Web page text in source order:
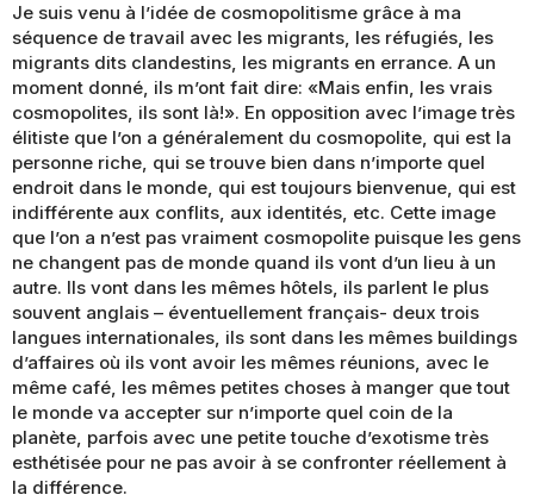
Je suis venu à l’idée de cosmopolitisme grâce à ma
séquence de travail avec les migrants, les réfugiés, les
migrants dits clandestins, les migrants en errance. A un
moment donné, ils m’ont fait dire: «Mais enfin, les vrais
cosmopolites, ils sont là!». En opposition avec l’image très
élitiste que l’on a généralement du cosmopolite, qui est la
personne riche, qui se trouve bien dans n’importe quel
endroit dans le monde, qui est toujours bienvenue, qui est
indifférente aux conflits, aux identités, etc. Cette image
que l’on a n’est pas vraiment cosmopolite puisque les gens
ne changent pas de monde quand ils vont d’un lieu à un
autre. Ils vont dans les mêmes hôtels, ils parlent le plus
souvent anglais – éventuellement français- deux trois
langues internationales, ils sont dans les mêmes buildings
d’affaires où ils vont avoir les mêmes réunions, avec le
même café, les mêmes petites choses à manger que tout
le monde va accepter sur n’importe quel coin de la
planète, parfois avec une petite touche d’exotisme très
esthétisée pour ne pas avoir à se confronter réellement à
la différence.